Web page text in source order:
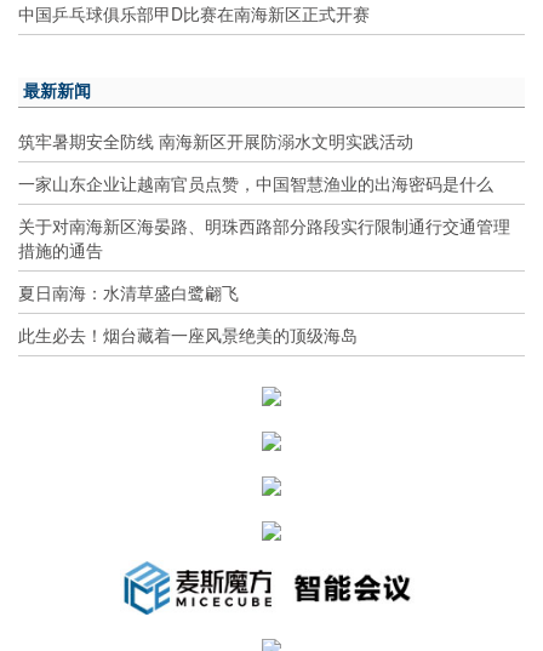
中国乒乓球俱乐部甲D比赛在南海新区正式开赛
最新新闻
筑牢暑期安全防线 南海新区开展防溺水文明实践活动
一家山东企业让越南官员点赞，中国智慧渔业的出海密码是什么
关于对南海新区海晏路、明珠西路部分路段实行限制通行交通管理
措施的通告
夏日南海：水清草盛白鹭翩飞
此生必去！烟台藏着一座风景绝美的顶级海岛